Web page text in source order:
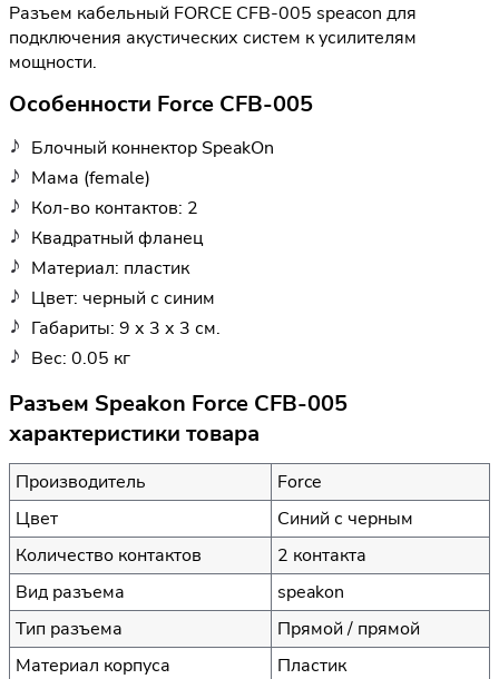
Разъем кабельный FORCE CFB-005 speacon для
подключения акустических систем к усилителям
мощности.
Особенности Force CFB-005
Блочный коннектор SpeakOn
Мама (female)
Кол-во контактов: 2
Квадратный фланец
Материал: пластик
Цвет: черный с синим
Габариты: 9 х 3 х 3 см.
Вес: 0.05 кг
Разъем Speakon Force CFB-005
характеристики товара
Производитель
Force
Цвет
Синий с черным
Количество контактов
2 контакта
Вид разъема
speakon
Тип разъема
Прямой / прямой
Материал корпуса
Пластик